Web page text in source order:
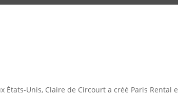
États-Unis, Claire de Circourt a créé Paris